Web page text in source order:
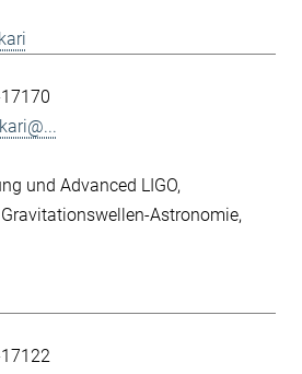
und Advanced LIGO
Astronomie